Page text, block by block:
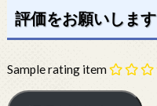
評価をお願いします
Sample rating item